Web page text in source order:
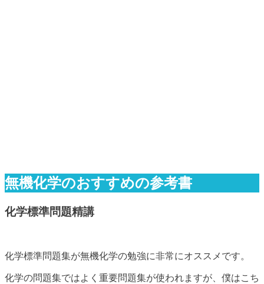
無機化学のおすすめの参考書
化学標準問題精講
化学標準問題集が無機化学の勉強に非常にオススメです。
化学の問題集ではよく重要問題集が使われますが、僕はこち